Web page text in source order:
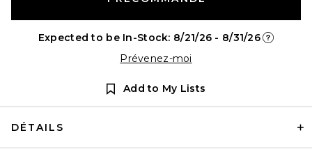
Expected to be In-Stock: 8/21/26 - 8/31/26
Prévenez-moi
Add to My Lists
DÉTAILS